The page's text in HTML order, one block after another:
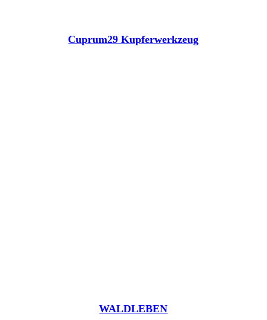
Cuprum29 Kupferwerkzeug
WALDLEBEN